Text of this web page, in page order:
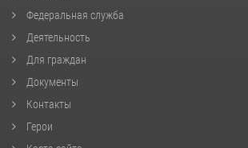
Федеральная служба
Деятельность
Для граждан
Документы
Контакты
Герои